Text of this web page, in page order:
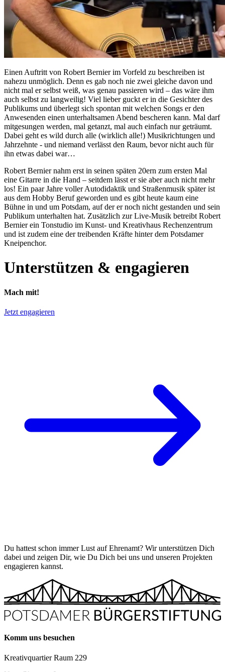
Einen Auftritt von Robert Bernier im Vorfeld zu beschreiben ist
nahezu unmöglich. Denn es gab noch nie zwei gleiche davon und
nicht mal er selbst weiß, was genau passieren wird – das wäre ihm
auch selbst zu langweilig! Viel lieber guckt er in die Gesichter des
Publikums und überlegt sich spontan mit welchen Songs er den
Anwesenden einen unterhaltsamen Abend bescheren kann. Mal darf
mitgesungen werden, mal getanzt, mal auch einfach nur geträumt.
Dabei geht es wild durch alle (wirklich alle!) Musikrichtungen und
Jahrzehnte - und niemand verlässt den Raum, bevor nicht auch für
ihn etwas dabei war…
Robert Bernier nahm erst in seinen späten 20ern zum ersten Mal
eine Gitarre in die Hand – seitdem lässt er sie aber auch nicht mehr
los! Ein paar Jahre voller Autodidaktik und Straßenmusik später ist
aus dem Hobby Beruf geworden und es gibt heute kaum eine
Bühne in und um Potsdam, auf der er noch nicht gestanden und sein
Publikum unterhalten hat. Zusätzlich zur Live-Musik betreibt Robert
Bernier ein Tonstudio im Kunst- und Kreativhaus Rechenzentrum
und ist zudem eine der treibenden Kräfte hinter dem Potsdamer
Kneipenchor.
Unterstützen & engagieren
Mach mit!
Jetzt engagieren
Du hattest schon immer Lust auf Ehrenamt? Wir unterstützen Dich
dabei und zeigen Dir, wie Du Dich bei uns und unseren Projekten
engagieren kannst.
Komm uns besuchen
Kreativquartier Raum 229